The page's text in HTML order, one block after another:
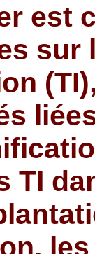
est
sur
TI